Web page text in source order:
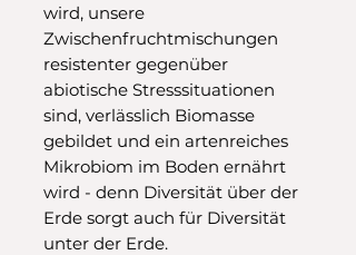
wird, unsere
Zwischenfruchtmischungen
resistenter gegenüber
abiotische Stresssituationen
sind, verlässlich Biomasse
gebildet und ein artenreiches
Mikrobiom im Boden ernährt
wird - denn Diversität über der
Erde sorgt auch für Diversität
unter der Erde.